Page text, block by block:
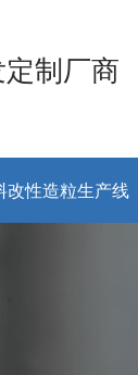
制厂商
改性造粒生产线